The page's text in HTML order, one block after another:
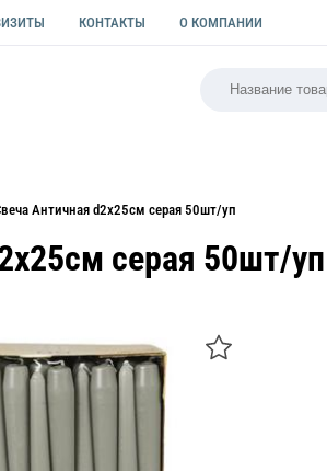
КОНТАКТЫ О КОМПАНИИ
Античная d2х25см серая 50шт/уп
серая 50шт/уп